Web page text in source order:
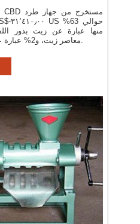
معاصر زيت، و2% عبارة عن زيت عباد الشمس.